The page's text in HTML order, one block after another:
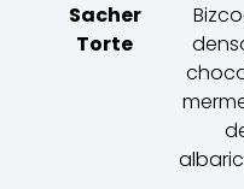
Sacher
Torte